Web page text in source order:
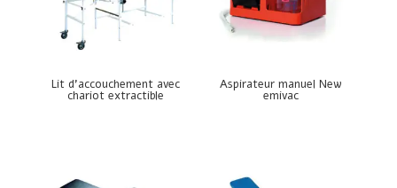
Lit d’accouchement avec
chariot extractible
Aspirateur manuel New
emivac